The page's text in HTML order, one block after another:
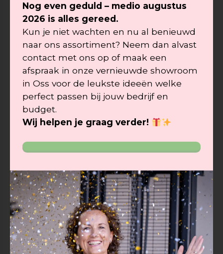
Nog even geduld – medio augustus
2026 is alles gereed.
Kun je niet wachten en nu al benieuwd
naar ons assortiment? Neem dan alvast
contact met ons op of maak een
afspraak in onze vernieuwde showroom
in Oss voor de leukste ideeën welke
perfect passen bij jouw bedrijf en
budget.
Wij helpen je graag verder!
(48 stuks).
Zo zorg je voor hét echte
verrassingseffect, een hoge
attentiewaarde, persoonlijke waardering
of originele promotie van je merk.
Je kunt ervoor kiezen zelf het bieretiket
te ontwerpen aan de hand van de door
ons aan te leveren template. Liever
graag je wensen
(tekst/boodschap/afbeelding etc.) en je
bedrijfslogo, onze DTP-er gaat meteen
enthousiast voor je aan de slag en maakt
graag een proefdruk voor je.
Opties: de biertjes zijn zowel leverbaar in
dozen van 24 stuks, een